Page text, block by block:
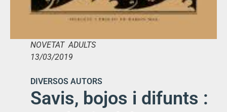
NOVETAT ADULTS
13/03/2019
DIVERSOS AUTORS
Savis, bojos i difunts :